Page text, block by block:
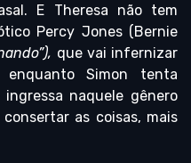
E Theresa não tem
Percy Jones (Bernie
que vai infernizar
Simon tenta
naquele gênero
as coisas, mais